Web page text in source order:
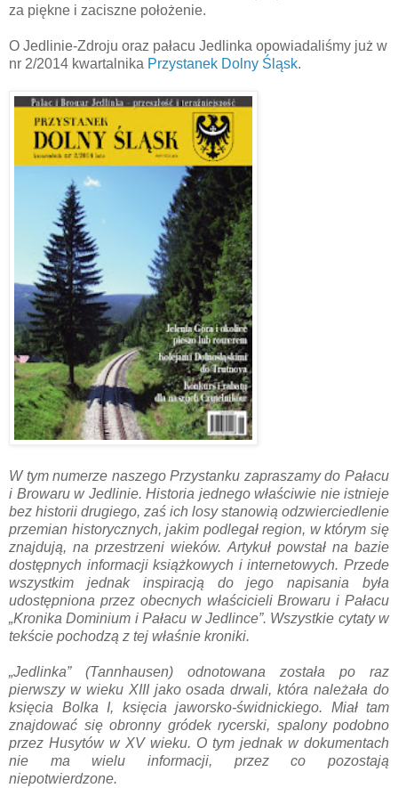
za piękne i zaciszne położenie.
O Jedlinie-Zdroju oraz pałacu Jedlinka opowiadaliśmy już w
nr 2/2014 kwartalnika Przystanek Dolny Śląsk.
W tym numerze naszego Przystanku zapraszamy do Pałacu
i Browaru w Jedlinie. Historia jednego właściwie nie istnieje
bez historii drugiego, zaś ich losy stanowią odzwierciedlenie
przemian historycznych, jakim podlegał region, w którym się
znajdują, na przestrzeni wieków. Artykuł powstał na bazie
dostępnych informacji książkowych i internetowych. Przede
wszystkim jednak inspiracją do jego napisania była
udostępniona przez obecnych właścicieli Browaru i Pałacu
„Kronika Dominium i Pałacu w Jedlince”. Wszystkie cytaty w
tekście pochodzą z tej właśnie kroniki.
„Jedlinka” (Tannhausen) odnotowana została po raz
pierwszy w wieku XIII jako osada drwali, która należała do
księcia Bolka I, księcia jaworsko-świdnickiego. Miał tam
znajdować się obronny gródek rycerski, spalony podobno
przez Husytów w XV wieku. O tym jednak w dokumentach
nie ma wielu informacji, przez co pozostają
niepotwierdzone.